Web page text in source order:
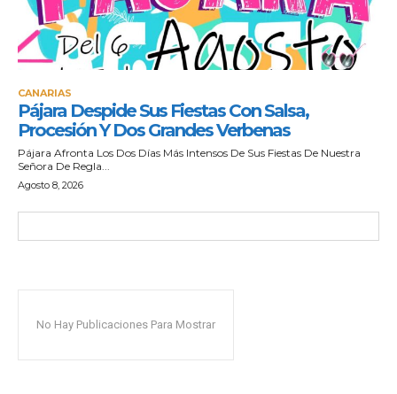
CANARIAS
Pájara Despide Sus Fiestas Con Salsa,
Procesión Y Dos Grandes Verbenas
Pájara Afronta Los Dos Días Más Intensos De Sus Fiestas De Nuestra
Señora De Regla...
Agosto 8, 2026
No Hay Publicaciones Para Mostrar